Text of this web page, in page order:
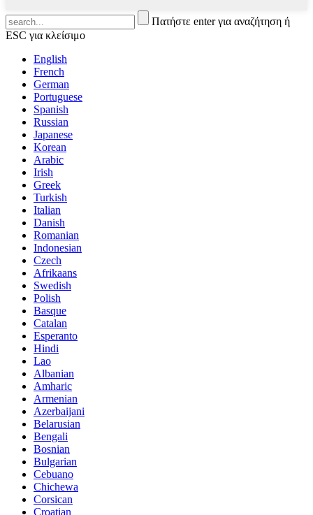
Πατήστε enter για αναζήτηση ή
ESC για κλείσιμο
English
French
German
Portuguese
Spanish
Russian
Japanese
Korean
Arabic
Irish
Greek
Turkish
Italian
Danish
Romanian
Indonesian
Czech
Afrikaans
Swedish
Polish
Basque
Catalan
Esperanto
Hindi
Lao
Albanian
Amharic
Armenian
Azerbaijani
Belarusian
Bengali
Bosnian
Bulgarian
Cebuano
Chichewa
Corsican
Croatian